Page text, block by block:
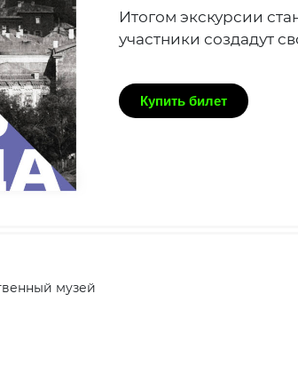
Итогом экскурсии
участники создадут
Купить билет
музей